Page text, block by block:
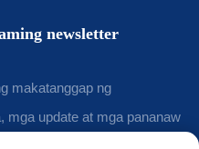
newsletter
makatanggap ng
mga update at mga pananaw